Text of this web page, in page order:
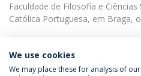
Faculdade de Filosofia e
Católica Portuguesa, em Braga,
We use cookies
We may place these for analysis of